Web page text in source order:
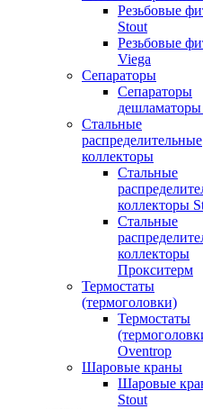
Резьбовые
Stout
Резьбовые
Viega
Сепараторы
Сепараторы
Стальные
распределительные
коллекторы
Стальные
коллекторы
Стальные
коллекторы
Прокситерм
Термостаты
(термоголовки)
Термостаты
Oventrop
Шаровые краны
Шаровые
Stout